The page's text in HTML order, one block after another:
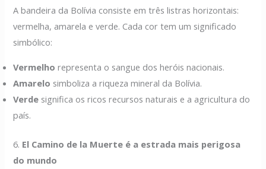
A bandeira da Bolívia consiste em três listras horizontais:
vermelha, amarela e verde. Cada cor tem um significado
simbólico:
Vermelho representa o sangue dos heróis nacionais.
Amarelo simboliza a riqueza mineral da Bolívia.
Verde significa os ricos recursos naturais e a agricultura do
país.
6. El Camino de la Muerte é a estrada mais perigosa
do mundo